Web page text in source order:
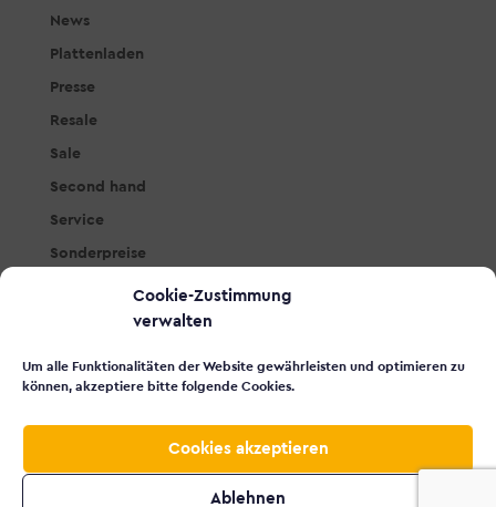
Cookie-Zustimmung
verwalten
Um alle Funktionalitäten der Website gewährleisten und optimieren zu
können, akzeptiere bitte folgende Cookies.
Cookies akzeptieren
Ablehnen
News
Plattenladen
Presse
Resale
Sale
Second hand
Service
Sonderpreise
Tasteninstrumente
Zubehör
byVISCOR